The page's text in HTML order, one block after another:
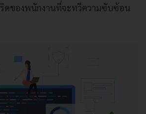
ดของพนักงานที่จะทวีความซับซ้อน